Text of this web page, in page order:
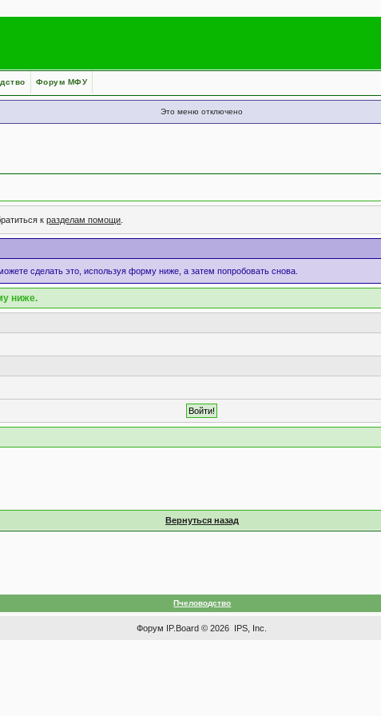
Форум МФУ
Это меню отключено
кразделам помощи
сделать это, используя форму ниже, а затем попробовать снова.
ниже.
Вернуться назад
Пчеловодство
Форум IP.Board © 2026 IPS, Inc